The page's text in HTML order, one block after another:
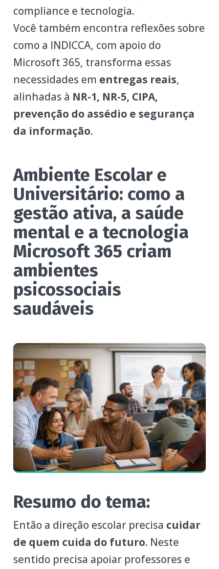
compliance e tecnologia.
Você também encontra reflexões sobre
como a INDICCA, com apoio do
Microsoft 365, transforma essas
necessidades em entregas reais,
alinhadas à NR‑1, NR‑5, CIPA,
prevenção do assédio e segurança
da informação.
Ambiente Escolar e
Universitário: como a
gestão ativa, a saúde
mental e a tecnologia
Microsoft 365 criam
ambientes
psicossociais
saudáveis
Resumo do tema:
Então a direção escolar precisa cuidar
de quem cuida do futuro. Neste
sentido precisa apoiar professores e